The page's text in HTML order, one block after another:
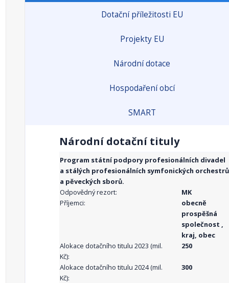
Dotační příležitosti EU
Projekty EU
Národní dotace
Hospodaření obcí
SMART
Národní dotační tituly
Program státní podpory profesionálních divadel
a stálých profesionálních symfonických orchestrů
a pěveckých sborů.
Odpovědný rezort:
MK
Příjemci:
obecně
prospěšná
společnost ,
kraj, obec
Alokace dotačního titulu 2023 (mil.
Kč):
250
Alokace dotačního titulu 2024 (mil.
Kč):
300